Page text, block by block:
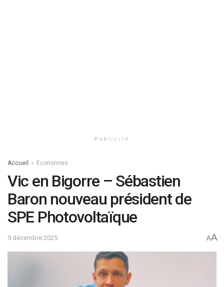
Publicité
Accueil Economies
Vic en Bigorre – Sébastien
Baron nouveau président de
SPE Photovoltaïque
9 décembre 2025 AA